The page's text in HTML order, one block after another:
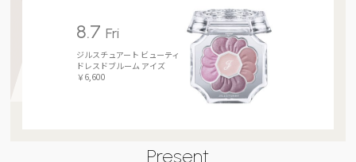
8.7Fri
ジルスチュアート ビューティ
ドレスドブルーム アイズ
￥6,600
Present